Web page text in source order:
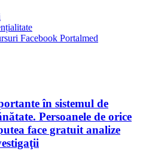
Facebook Portalmed
în sistemul de
Persoanele de orice
face gratuit analize